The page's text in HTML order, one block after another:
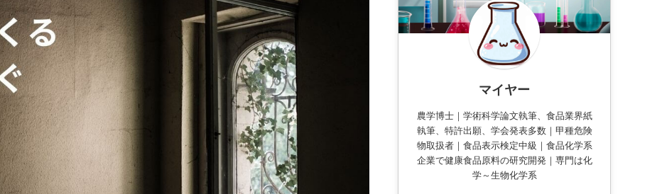
マイヤー
農学博士｜学術科学論文執筆、食品業界紙
執筆、特許出願、学会発表多数｜甲種危険
物取扱者｜食品表示検定中級｜食品化学系
企業で健康食品原料の研究開発｜専門は化
学～生物化学系